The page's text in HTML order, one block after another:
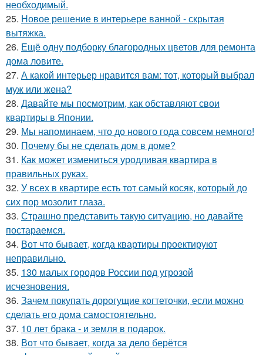
необходимый.
25. Новое решение в интерьере ванной - скрытая
вытяжка.
26. Ещё одну подборку благородных цветов для ремонта
дома ловите.
27. А какой интерьер нравится вам: тот, который выбрал
муж или жена?
28. Давайте мы посмотрим, как обставляют свои
квартиры в Японии.
29. Мы напоминаем, что до нового года совсем немного!
30. Почему бы не сделать дом в доме?
31. Как может измениться уродливая квартира в
правильных руках.
32. У всех в квартире есть тот самый косяк, который до
сих пор мозолит глаза.
33. Страшно представить такую ситуацию, но давайте
постараемся.
34. Вот что бывает, когда квартиры проектируют
неправильно.
35. 130 малых городов России под угрозой
исчезновения.
36. Зачем покупать дорогущие когтеточки, если можно
сделать его дома самостоятельно.
37. 10 лет брака - и земля в подарок.
38. Вот что бывает, когда за дело берётся